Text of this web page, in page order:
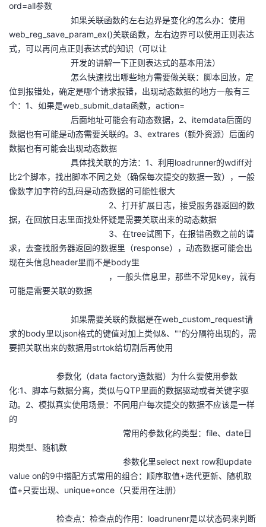
ord=all参数
如果关联函数的左右边界是变化的怎么办：使用
web_reg_save_param_ex()关联函数，左右边界可以使用正则表达
式，可以再问点正则表达式的知识（可以让
开发的讲解一下正则表达式的基本用法）
怎么快速找出哪些地方需要做关联：脚本回放，定
位到报错处，确定是哪个请求报错，出现动态数据的地方一般有三
个：1、如果是web_submit_data函数，action=
后面地址可能会有动态数据，2、itemdata后面的
数据也有可能是动态需要关联的。3、extrares（额外资源）后面的
数据也有可能会出现动态数据
具体找关联的方法：1、利用loadrunner的wdiff对
比2个脚本，找出脚本不同之处（确保每次提交的数据一致），一般
像数字加字符的乱码是动态数据的可能性很大
2、打开扩展日志，接受服务器返回的数
据，在回放日志里面找处怀疑是需要关联出来的动态数据
3、在tree试图下，在报错函数之前的请
求，去查找服务器返回的数据里（response），动态数据可能会出
现在头信息header里而不是body里
，一般头信息里，那些不常见key，就有
可能是需要关联的数据
如果需要关联的数据是在web_custom_request请
求的body里以json格式的键值对加上类似&、""的分隔符出现的，需
要把关联出来的数据用strtok给切割后再使用
参数化（data factory造数据）为什么要使用参数
化:1、脚本与数据分离，类似与QTP里面的数据驱动或者关键字驱
动。2、模拟真实使用场景：不同用户每次提交的数据不应该是一样
的
常用的参数化的类型：file、date日
期类型、随机数
参数化里select next row和update
value on的9中搭配方式常用的组合：顺序取值+迭代更新、随机取
值+只要出现、unique+once（只要用在注册）
检查点：检查点的作用：loadrunenr是以状态码来判断